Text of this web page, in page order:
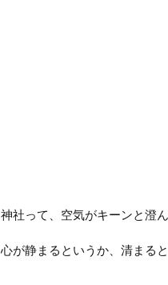
神社って、空気がキーンと澄
心が静まるというか、清まる